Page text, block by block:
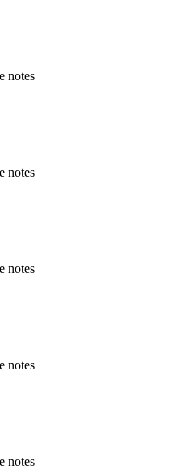
notes
notes
notes
notes
notes